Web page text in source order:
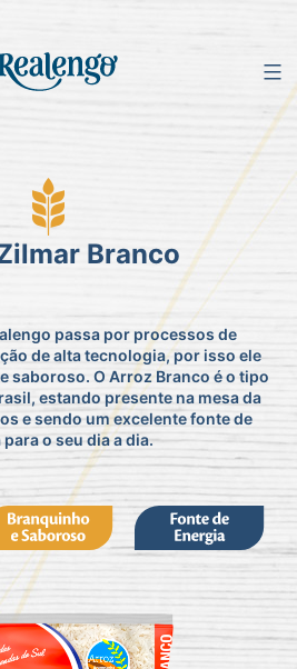
Branco
passa por processos de
de alta tecnologia, por isso ele
saboroso. O Arroz Branco é o tipo
estando presente na mesa da
e sendo um excelente fonte de
o seu dia a dia.